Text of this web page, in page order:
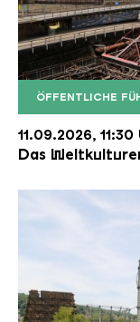
ÖFFENTLICHE
Der
Copyright:
11.09.2026, 11:30
Das